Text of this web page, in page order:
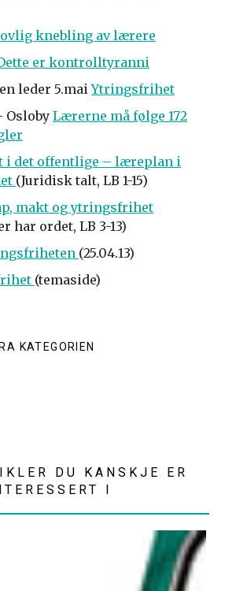
knebling av lærere
er kontrolltyranni
leder 5.maiYtringsfrihet
Osloby Lærerne må følge 172
i det offentlige – læreplan i
(Juridisk talt, LB 1-15)
makt og ytringsfrihet
har ordet, LB 3-13)
(25.04.13)
(temaside)
KATEGORIEN
DU KANSKJE ER
I